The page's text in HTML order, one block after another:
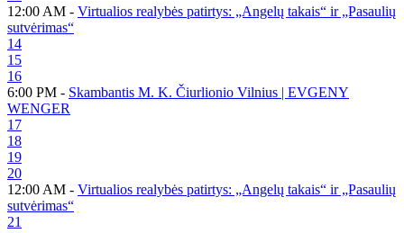
12:00 AM - Virtualios realybės patirtys: „Angelų takais“ ir „Pasaulių
sutvėrimas“
14
15
16
6:00 PM - Skambantis M. K. Čiurlionio Vilnius | EVGENY
WENGER
17
18
19
20
12:00 AM - Virtualios realybės patirtys: „Angelų takais“ ir „Pasaulių
sutvėrimas“
21